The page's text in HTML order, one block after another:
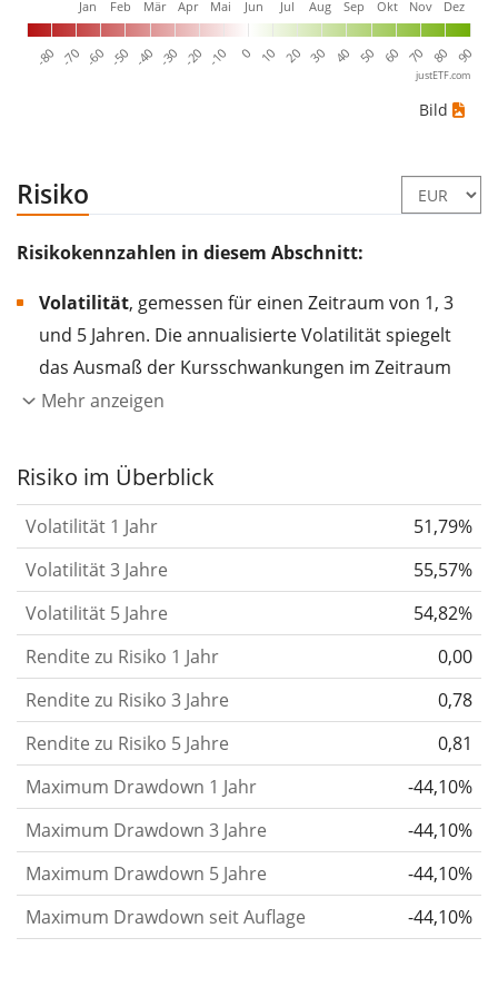
-80 -70 -60 -50 -40 -30 -20 -10 0 10 20 30 40 50 60 70 80 90
Jan Feb Mär Apr Mai Jun Jul Aug Sep Okt Nov Dez
justETF.com
Bild
Risiko
Risikokennzahlen in diesem Abschnitt:
Volatilität, gemessen für einen Zeitraum von 1, 3
und 5 Jahren. Die annualisierte Volatilität spiegelt
das Ausmaß der Kursschwankungen im Zeitraum
eines Jahres wider.
Aktie, des ETF, usw.) in der Vergangenheit
gelten im Allgemeinen als risikoreicher. Wir
berechnen die Volatilität auf Basis der Daten der
letzten 1, 3 und 5 Jahre, damit du sehen kannst, ob
die Kursschwankungen im Laufe der Zeit stärker
oder schwächer wurden. Weitere Informationen
findest du in unserem Artikel:
Risikomaß.
Rendite pro Risikofür Zeiträume von 1, 3 und 5
Jahren. Diese Kennzahl ist definiert als die
annualisierte (d. h. auf einen Einjahreszeitraum
umgerechnete) historische Rendite geteilt durch die
historische annualisierte Volatilität.Rendite pro
Risiko setzt die historische Rendite eines
Mehr anzeigen
Risiko im Überblick
Volatilität 1 Jahr
51,79%
Volatilität 3 Jahre
55,57%
Volatilität 5 Jahre
54,82%
Rendite zu Risiko 1 Jahr
0,00
Rendite zu Risiko 3 Jahre
0,78
Rendite zu Risiko 5 Jahre
0,81
Maximum Drawdown 1 Jahr
-44,10%
Maximum Drawdown 3 Jahre
-44,10%
Maximum Drawdown 5 Jahre
-44,10%
Maximum Drawdown seit Auflage
-44,10%